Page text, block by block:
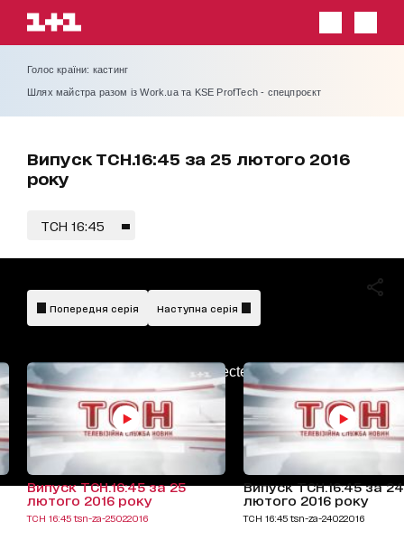
Голос країни: кастинг
Шлях майстра разом із Work.ua та KSE ProfTech - спецпроєкт
Випуск ТСН.16:45 за 25 лютого 2016
року
ТСН 16:45
AdBlockDetected!
Попередня серія Наступна серія
Випуск ТСН.16:45 за 25
лютого 2016 року
ТСН 16:45 tsn-za-25022016
Випуск ТСН.16:45 за 24
лютого 2016 року
ТСН 16:45 tsn-za-24022016